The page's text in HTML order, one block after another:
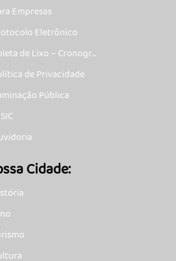
Empresas
Eletrônico
de Lixo – Cronogra
de Privacidade
Pública
Cidade: